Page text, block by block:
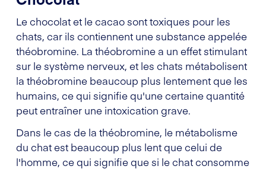
Le chocolat et le cacao sont toxiques pour les
chats, car ils contiennent une substance appelée
théobromine. La théobromine a un effet stimulant
sur le système nerveux, et les chats métabolisent
la théobromine beaucoup plus lentement que les
humains, ce qui signifie qu'une certaine quantité
peut entraîner une intoxication grave.
Dans le cas de la théobromine, le métabolisme
du chat est beaucoup plus lent que celui de
l'homme, ce qui signifie que si le chat consomme